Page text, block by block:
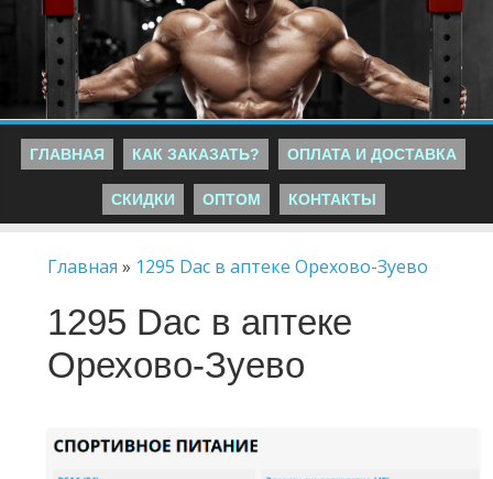
ГЛАВНАЯ КАК ЗАКАЗАТЬ? ОПЛАТА И ДОСТАВКА
СКИДКИ ОПТОМ КОНТАКТЫ
Главная » 1295 Dac в аптеке Орехово-Зуево
1295 Dac в аптеке
Орехово-Зуево